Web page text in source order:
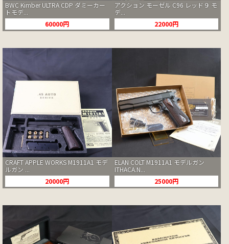
BWC Kimber ULTRA CDP ダミーカー
トモデ...
60000円
アクション モーゼル C96 レッド９ モ
デ...
22000円
CRAFT APPLE WORKS M1911A1 モデ
ルガン ...
20000円
ELAN COLT M1911A1 モデルガン
ITHACA.N...
25000円